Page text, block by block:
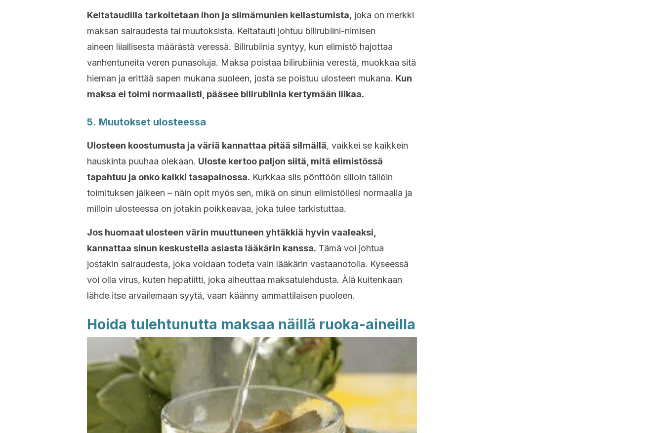
Keltataudilla tarkoitetaan ihon ja silmämunien kellastumista, joka on merkki
maksan sairaudesta tai muutoksista. Keltatauti johtuu bilirubiini-nimisen
aineen liiallisesta määrästä veressä. Bilirubiinia syntyy, kun elimistö hajottaa
vanhentuneita veren punasoluja. Maksa poistaa bilirubiinia verestä, muokkaa sitä
hieman ja erittää sapen mukana suoleen, josta se poistuu ulosteen mukana. Kun
maksa ei toimi normaalisti, pääsee bilirubiinia kertymään liikaa.
5. Muutokset ulosteessa
Ulosteen koostumusta ja väriä kannattaa pitää silmällä, vaikkei se kaikkein
hauskinta puuhaa olekaan. Uloste kertoo paljon siitä, mitä elimistössä
tapahtuu ja onko kaikki tasapainossa. Kurkkaa siis pönttöön silloin tällöin
toimituksen jälkeen – näin opit myös sen, mikä on sinun elimistöllesi normaalia ja
milloin ulosteessa on jotakin poikkeavaa, joka tulee tarkistuttaa.
Jos huomaat ulosteen värin muuttuneen yhtäkkiä hyvin vaaleaksi,
kannattaa sinun keskustella asiasta lääkärin kanssa. Tämä voi johtua
jostakin sairaudesta, joka voidaan todeta vain lääkärin vastaanotolla. Kyseessä
voi olla virus, kuten hepatiitti, joka aiheuttaa maksatulehdusta. Älä kuitenkaan
lähde itse arvailemaan syytä, vaan käänny ammattilaisen puoleen.
Hoida tulehtunutta maksaa näillä ruoka-aineilla